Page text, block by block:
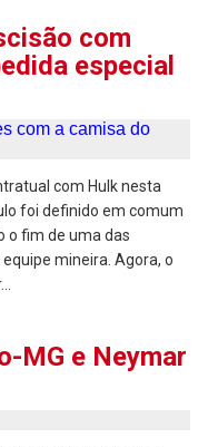
com
especial
com Hulk nesta
foi definido em comum
o fim de uma das
mineira. Agora, o
MG e Neymar